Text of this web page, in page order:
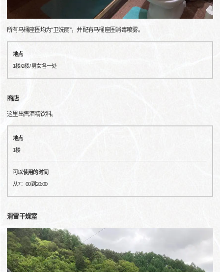
所有马桶座圈均为“卫洗丽”，并配有马桶座圈消毒喷雾。
地点
1楼/2楼/ 男女各一处
商店
这里出售酒精饮料。
地点
1楼
可以使用的时间
从7：00到20:00
滑雪干燥室